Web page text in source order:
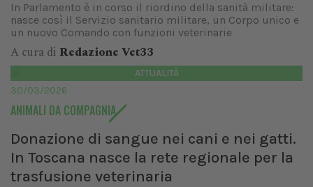
In Parlamento è in corso il riordino della sanità militare:
nasce così il Servizio sanitario militare, un Corpo unico e
un nuovo Comando con funzioni veterinarie
A cura di Redazione Vet33
ATTUALITÀ
30/03/2026
ANIMALI DA COMPAGNIA
Donazione di sangue nei cani e nei gatti.
In Toscana nasce la rete regionale per la
trasfusione veterinaria